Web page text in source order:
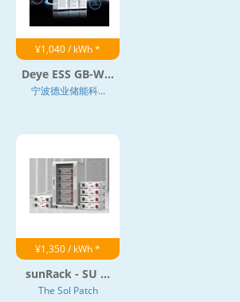
¥1,040 / kWh *
Deye ESS GB-W...
宁波德业储能科...
¥1,350 / kWh *
sunRack - SU ...
The Sol Patch